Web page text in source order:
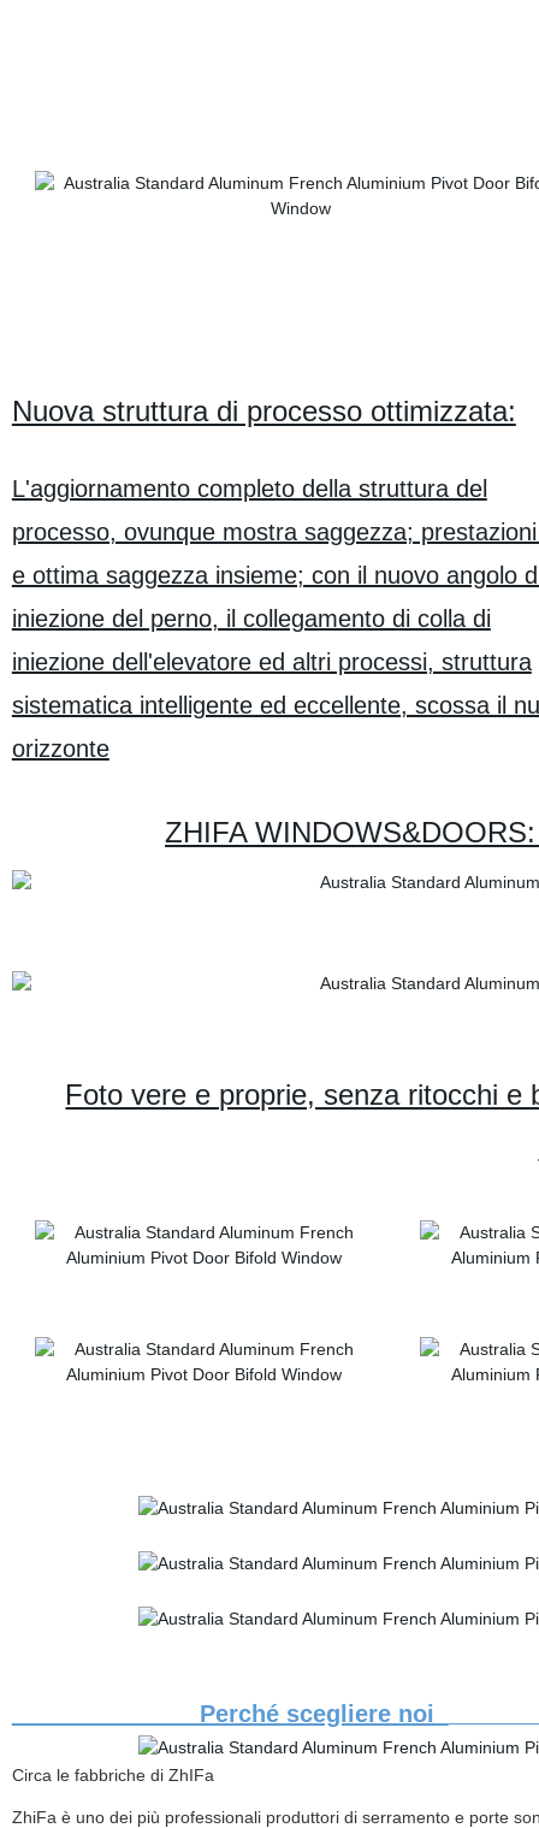
Nuova struttura di processo ottimizzata:
L'aggiornamento completo della struttura del
processo, ovunque mostra saggezza;
e ottima saggezza insieme; con il nuovo angolo
iniezione del perno, il collegamento di colla di
iniezione dell'elevatore ed altri processi, struttura
sistematica intelligente ed eccellente, scossa il
orizzonte
ZHIFA
Foto vere e proprie, senza ritocchi e
Perché scegliere noi
Circa le fabbriche di ZhIFa
ZhiFa è uno dei più professionali produttori di serramento e porte